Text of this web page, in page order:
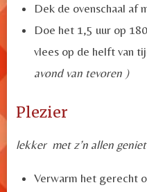
Dek de ovenschaal af
Doe het 1,5 uur op
vlees op de helft van
avond van tevoren )
Plezier
lekker met z’n allen
Verwarm het gerecht